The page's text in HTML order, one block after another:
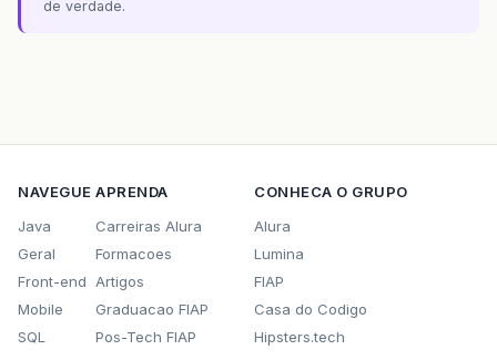
de verdade.
NAVEGUE
Java
Geral
Front-end
Mobile
SQL
APRENDA
Carreiras Alura
Formacoes
Artigos
Graduacao FIAP
Pos-Tech FIAP
CONHECA O GRUPO
Alura
Lumina
FIAP
Casa do Codigo
Hipsters.tech